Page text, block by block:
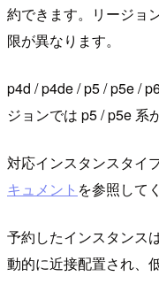
約できます。リージョ
限が異なります。
p4d / p4de / p5 / p5e /
ジョンでは p5 / p5e 系
対応インスタンスタイ
キュメント を参照して
予約したインスタンス
動的に近接配置され、